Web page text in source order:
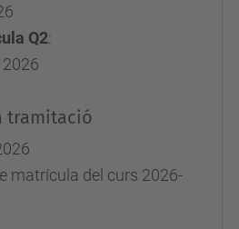
Q2:
tramitació
matrícula del curs 2026-